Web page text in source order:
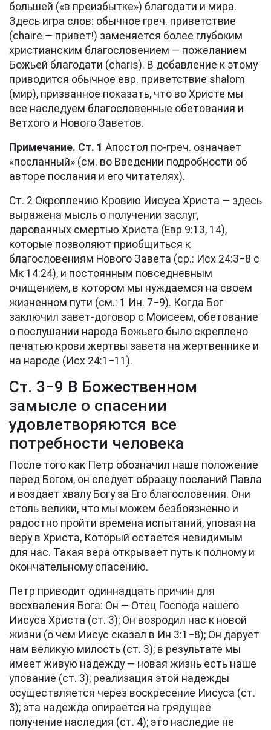
большей («в преизбытке») благодати и мира.
Здесь игра слов: обычное греч. приветствие
(chaire — привет!) заменяется более глубоким
христианским благословением — пожеланием
Божьей благодати (charis). В добавление к этому
приводится обычное евр. приветствие shalom
(мир), призванное показать, что во Христе мы
все наследуем благословенные обетования и
Ветхого и Нового Заветов.
Примечание. Ст. 1 Апостол по-греч. означает
«посланный» (см. во Введении подробности об
авторе послания и его читателях).
Ст. 2 Окроплению Кровию Иисуса Христа — здесь
выражена мысль о получении заслуг,
дарованных смертью Христа (Евр 9:13, 14),
которые позволяют приобщиться к
благословениям Нового Завета (ср.: Исх 24:3−8 с
Мк 14:24), и постоянным повседневным
очищением, в котором мы нуждаемся на своем
жизненном пути (см.: 1 Ин. 7−9). Когда Бог
заключил завет-договор с Моисеем, обетование
о послушании народа Божьего было скреплено
печатью крови жертвы завета на жертвеннике и
на народе ( Исх 24:1−11 ).
Ст. 3−9 В Божественном
замысле о спасении
удовлетворяются все
потребности человека
После того как Петр обозначил наше положение
перед Богом, он следует образцу посланий Павла
и воздает хвалу Богу за Его благословения. Они
столь велики, что мы можем безбоязненно и
радостно пройти времена испытаний, уповая на
веру в Христа, Который остается невидимым
для нас. Такая вера открывает путь к полному и
окончательному спасению.
Петр приводит одиннадцать причин для
восхваления Бога: Он — Отец Господа нашего
Иисуса Христа (ст. 3); Он возродил нас к новой
жизни (о чем Иисус сказал в Ин 3:1−8); Он дарует
нам великую милость (ст. 3); в результате мы
имеет живую надежду — новая жизнь есть наше
упование (ст. 3); реализация этой надежды
осуществляется через воскресение Иисуса (ст.
3); эта надежда опирается на грядущее
получение наследия (ст. 4); это наследие не